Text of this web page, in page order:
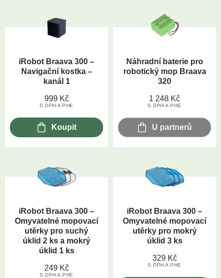
iRobot Braava 300 –
Navigační kostka –
kanál 1
999 Kč
S DPH A PHE
Koupit
Náhradní baterie pro
robotický mop Braava
320
1 248 Kč
S DPH A PHE
U partnerů
iRobot Braava 300 –
Omyvatelné mopovací
utěrky pro suchý
úklid 2 ks a mokrý
úklid 1 ks
249 Kč
S DPH A PHE
iRobot Braava 300 –
Omyvatelné mopovací
utěrky pro mokrý
úklid 3 ks
329 Kč
S DPH A PHE